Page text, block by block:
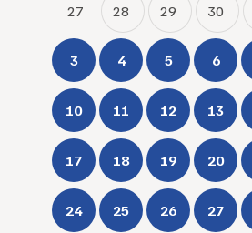
27 28 29 30
3 4 5 6
10 11 12 13
17 18 19 20
24 25 26 27